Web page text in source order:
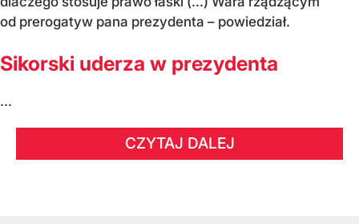
od prerogatyw pana prezydenta – powiedział.
Sikorski uderza w prezydenta
...
CZYTAJ DALEJ